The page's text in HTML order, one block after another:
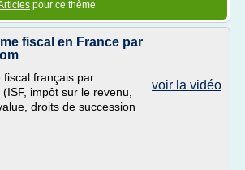
pour ce thème
fiscal en France par
voir la vidéo
fiscal français par
impôt sur le revenu,
droits de succession